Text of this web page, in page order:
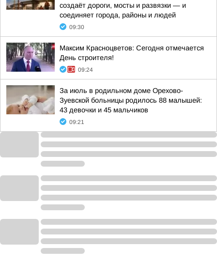
создаёт дороги, мосты и развязки — и
соединяет города, районы и людей
09:30
Максим Красноцветов: Сегодня отмечается
День строителя!
09:24
За июль в родильном доме Орехово-
Зуевской больницы родилось 88 малышей:
43 девочки и 45 мальчиков
09:21